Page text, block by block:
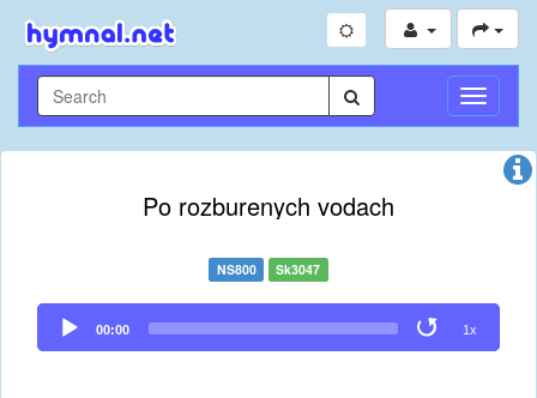
Toggle
Po rozburenych vodach
NS800 Sk3047
Audio
Player
00:00 1x